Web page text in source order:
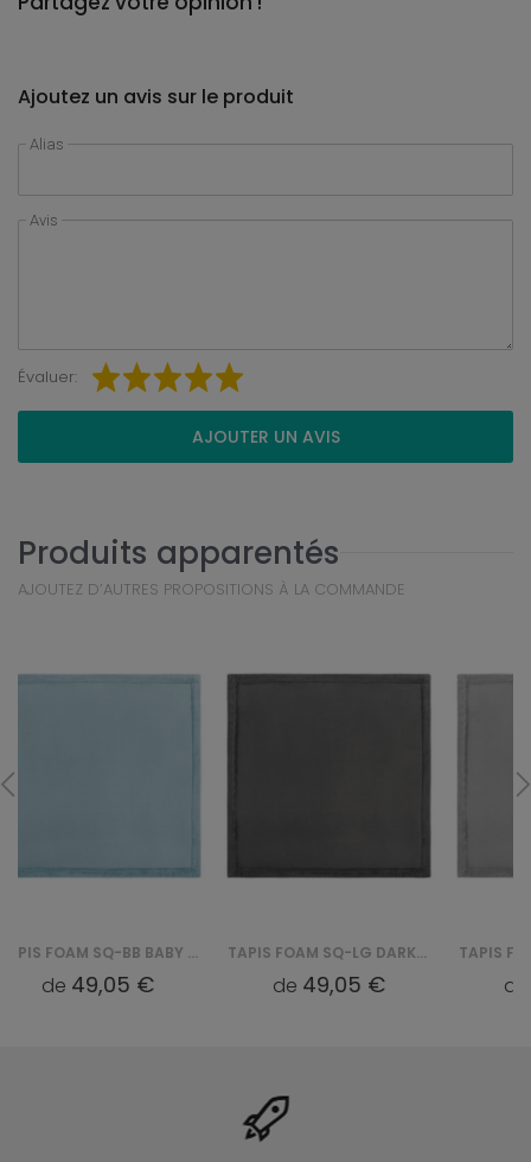
Ajoutez un avis sur le produit
Alias
Avis
Évaluer:
AJOUTER UN AVIS
Produits apparentés
AJOUTEZ D’AUTRES PROPOSITIONS À LA COMMANDE
de49,05 € de49,05 €